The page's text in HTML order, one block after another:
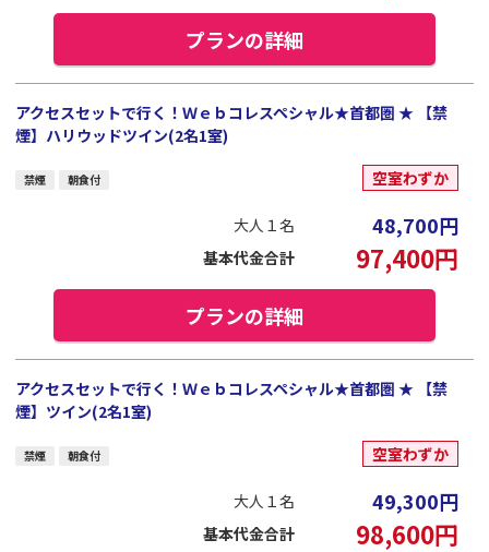
プランの詳細
アクセスセットで行く！Ｗｅｂコレスペシャル★首都圏 ★ 【禁
煙】ハリウッドツイン(2名1室)
禁煙 朝食付 空室わずか
大人１名 48,700円
基本代金合計 97,400円
プランの詳細
アクセスセットで行く！Ｗｅｂコレスペシャル★首都圏 ★ 【禁
煙】ツイン(2名1室)
禁煙 朝食付 空室わずか
大人１名 49,300円
基本代金合計 98,600円